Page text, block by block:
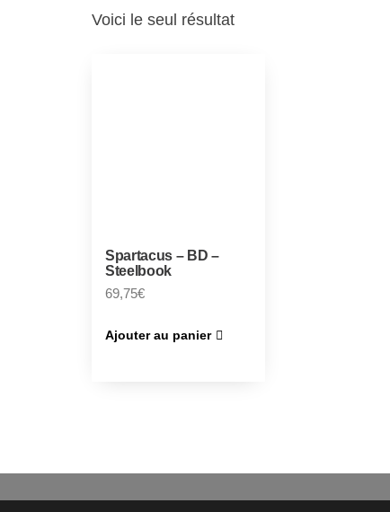
Voici le seul résultat
Spartacus – BD –
Steelbook
69,75€
Ajouter au panier